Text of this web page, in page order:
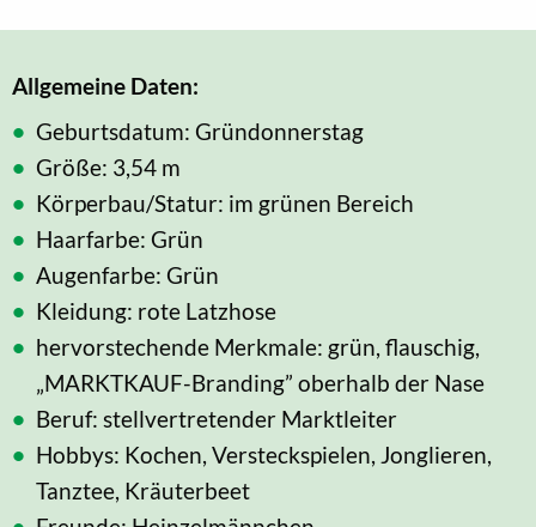
Allgemeine Daten:
Geburtsdatum: Gründonnerstag
Größe: 3,54 m
Körperbau/Statur: im grünen Bereich
Haarfarbe: Grün
Augenfarbe: Grün
Kleidung: rote Latzhose
hervorstechende Merkmale: grün, flauschig,
„MARKTKAUF-Branding” oberhalb der Nase
Beruf: stellvertretender Marktleiter
Hobbys: Kochen, Versteckspielen, Jonglieren,
Tanztee, Kräuterbeet